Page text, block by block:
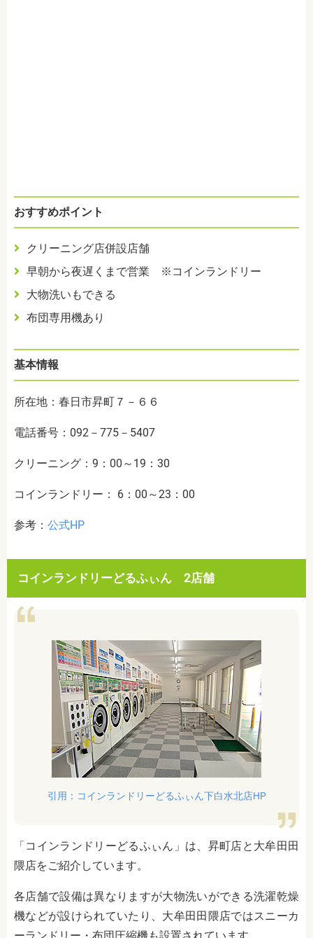
おすすめポイント
クリーニング店併設店舗
早朝から夜遅くまで営業 ※コインランドリー
大物洗いもできる
布団専用機あり
基本情報
所在地：春日市昇町７－６６
電話番号：092－775－5407
クリーニング：9：00～19：30
コインランドリー： 6：00～23：00
参考： 公式HP
コインランドリーどるふぃん 2店舗
引用：コインランドリーどるふぃん下白水北店HP
「コインランドリーどるふぃん」は、昇町店と大牟田田
隈店をご紹介しています。
各店舗で設備は異なりますが大物洗いができる洗濯乾燥
機などが設けられていたり、大牟田田隈店ではスニーカ